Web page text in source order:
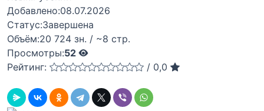
Добавлено:08.07.2026
Статус:Завершена
Объём:20 724 зн. / ~8 стр.
Просмотры:52
Рейтинг:
/ 0,0